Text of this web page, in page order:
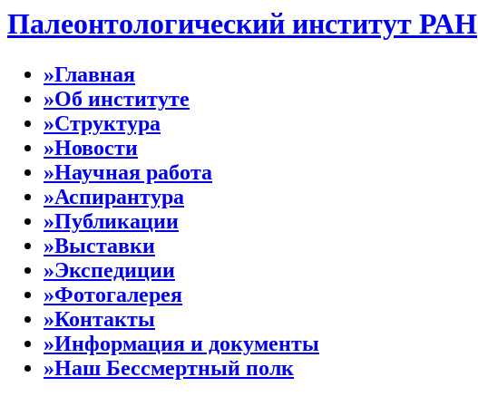
Палеонтологический институт РАН
»Главная
»Об институте
»Структура
»Новости
»Научная работа
»Аспирантура
»Публикации
»Выставки
»Экспедиции
»Фотогалерея
»Контакты
»Информация и документы
»Наш Бессмертный полк